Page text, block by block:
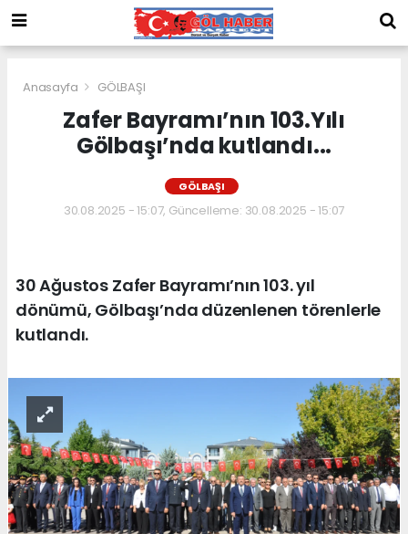
Anasayfa GÖLBAŞI
Zafer Bayramı’nın 103.Yılı
Gölbaşı’nda kutlandı...
GÖLBAŞI
30.08.2025 - 15:07, Güncelleme: 30.08.2025 - 15:07
30 Ağustos Zafer Bayramı’nın 103. yıl
dönümü, Gölbaşı’nda düzenlenen törenlerle
kutlandı.